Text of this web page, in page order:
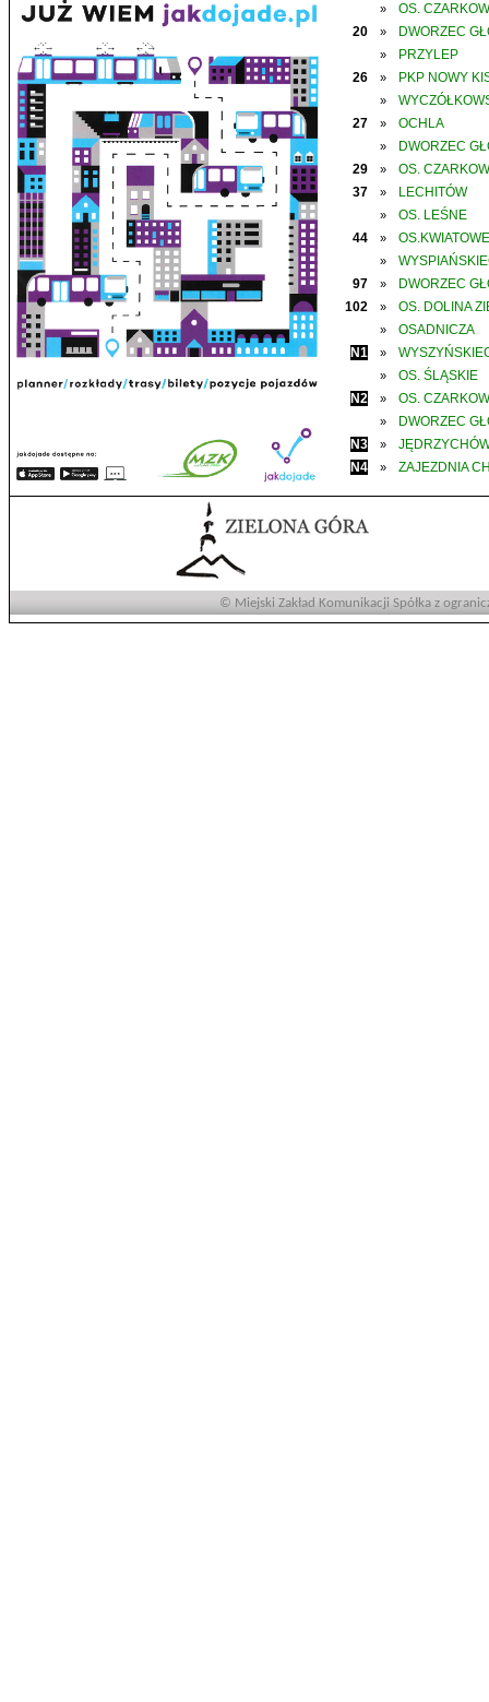
»
OS.
20
» DWORZEC
»
PRZYLEP
26
» PKP NOWY
»
27
» OCHLA
»
DWORZEC
29
»
OS.
37
» LECHITÓW
»
OS. LEŚNE
44
» OS.KWIATOWE
»
97
»
DWORZEC
102
» OS. DOLINA
»
OSADNICZA
N1
»
»
OS. ŚLĄSKIE
N2
» OS.
»
DWORZEC
N3
»
N4
» ZAJEZDNIA
© Miejski Zakład Komunikacji Spółka z